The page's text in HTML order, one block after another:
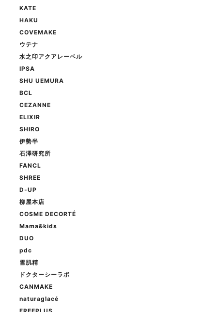
KATE
HAKU
COVEMAKE
ウテナ
水之印アクアレーベル
IPSA
SHU UEMURA
BCL
CEZANNE
ELIXIR
SHIRO
伊勢半
石澤研究所
FANCL
SHREE
D-UP
柳屋本店
COSME DECORTÉ
Mama&kids
DUO
pdc
雪肌精
ドクターシーラボ
CANMAKE
naturaglacé